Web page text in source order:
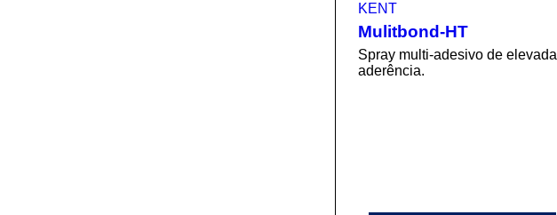
KENT
Mulitbond-HT
Spray multi-adesivo de elevada
aderência.